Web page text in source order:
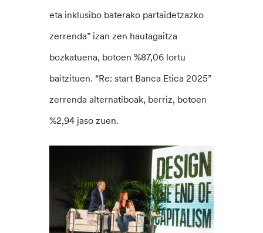
eta inklusibo baterako partaidetzazko
zerrenda” izan zen hautagaitza
bozkatuena, botoen %87,06 lortu
baitzituen. “Re: start Banca Etica 2025”
zerrenda alternatiboak, berriz, botoen
%2,94 jaso zuen.